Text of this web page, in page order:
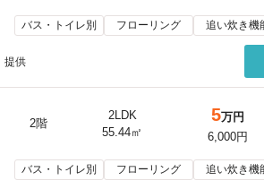
バス・トイレ別 フローリング 追い炊き機
提供
2階
2LDK
55.44㎡
5万円
6,000円
バス・トイレ別 フローリング 追い炊き機